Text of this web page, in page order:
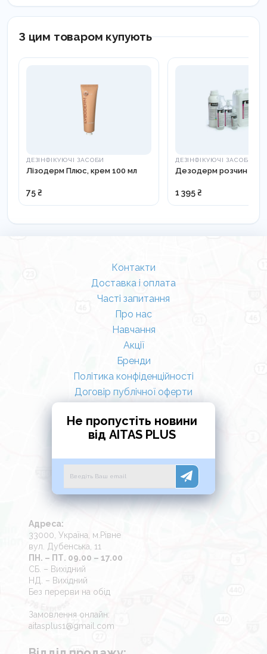
не випав осад).
Глутаровий альдегід, гліоксаль,
дидецилдиметиламоній хлорид (ЧАЗ), а також
допоміжні речовини.
Дезінфекція та стерилізація:
Медичні,
стоматологічні та косметологічні (манікюрні/
педикюрні) інструменти.
Делікатне обладнання:Знезараження
жорстких і гнучких ендоскопів та інструментів до
Дезінфекція робочих
поверхонь, медичного обладнання, підлоги, стін
під час поточного або генерального прибирання.
розведених водних розчинів. Концентрат
розводять водою у пропорціях, що відповідають
методичним вказівкам (залежно від режиму:
дезінфекція чи стерилізація). Роботу з
концентратом слід проводити в гумових
рукавичках.
З цим товаром купують
ДЕЗІНФІКУЮЧІ ЗАСОБИ
Лізодерм Плюс, крем 100 мл
75 ₴
ДЕЗІНФІКУЮЧІ ЗАСОБИ
Дезодерм розчин 5л
1 395 ₴
Контакти
Доставка і оплата
Часті запитання
Про нас
Навчання
Акції
Бренди
Політика конфіденційності
Договір публічної оферти
Не пропустіть новини
від AITAS PLUS
Адреса:
33000, Україна, м.Рівне
вул. Дубенська, 11
ПН. – ПТ. 09.00 – 17.00
СБ. – Вихідний
НД. – Вихідний
Без перерви на обід
Замовлення онлайн:
aitasplus1@gmail.com